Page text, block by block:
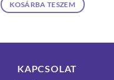
KOSÁRBA TESZEM
KAPCSOLAT